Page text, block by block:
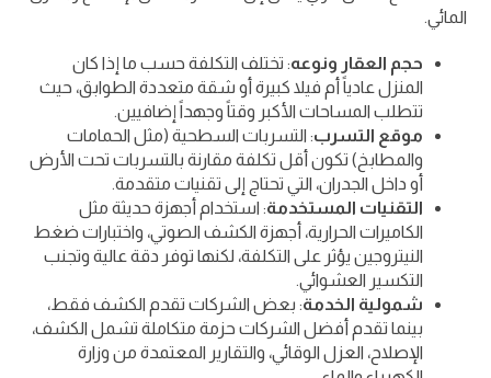
المائي.
حجم العقار ونوعه: تختلف التكلفة حسب ما إذا كان
المنزل عادياً أم فيلا كبيرة أو شقة متعددة الطوابق، حيث
تتطلب المساحات الأكبر وقتاً وجهداً إضافيين.
موقع التسرب: التسربات السطحية (مثل الحمامات
والمطابخ) تكون أقل تكلفة مقارنة بالتسربات تحت الأرض
أو داخل الجدران، التي تحتاج إلى تقنيات متقدمة.
التقنيات المستخدمة: استخدام أجهزة حديثة مثل
الكاميرات الحرارية، أجهزة الكشف الصوتي، واختبارات ضغط
النيتروجين يؤثر على التكلفة، لكنها توفر دقة عالية وتجنب
التكسير العشوائي.
شمولية الخدمة: بعض الشركات تقدم الكشف فقط،
بينما تقدم أفضل الشركات حزمة متكاملة تشمل الكشف،
الإصلاح، العزل الوقائي، والتقارير المعتمدة من وزارة